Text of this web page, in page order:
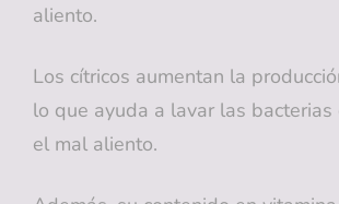
aliento.
Los cítricos aumentan la
lo que ayuda a lavar las bacterias
el mal aliento.